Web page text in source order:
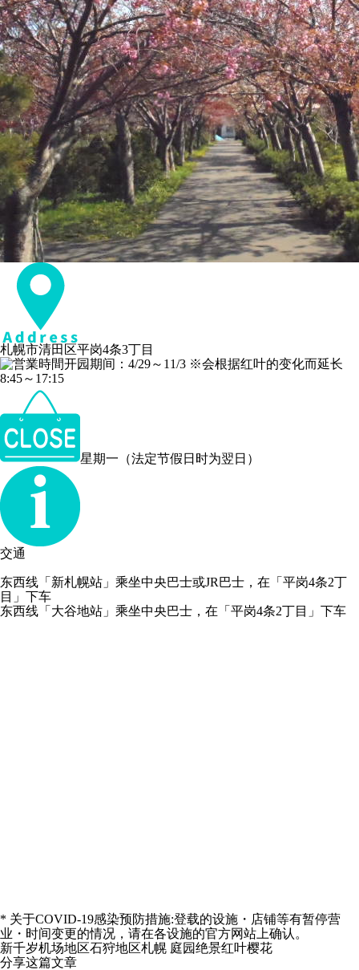
札幌市清田区平岗4条3丁目
开园期间：4/29～11/3 ※会根据红叶的变化而延长
8:45～17:15
星期一（法定节假日时为翌日）
交通
东西线「新札幌站」乘坐中央巴士或JR巴士，在「平岗4条2丁
目」下车
东西线「大谷地站」乘坐中央巴士，在「平岗4条2丁目」下车
* 关于COVID-19感染预防措施:登载的设施・店铺等有暂停营
业・时间变更的情况，请在各设施的官方网站上确认。
新千岁机场地区石狩地区札幌 庭园绝景红叶樱花
分享这篇文章